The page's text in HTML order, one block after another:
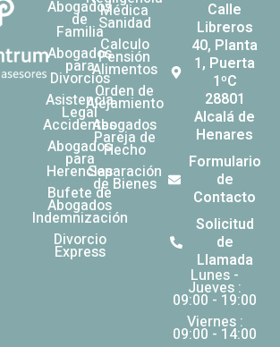
Abogados
de
Familia
Abogados
para
Divorcios
Asistencia
Legal
Accidentes
Abogados
para
Herencias
Bufete de
Abogados
Indemnización
Divorcio
Express
Médica
Sanidad
Calculo
Pensión
Alimentos
Orden de
Alejamiento
Abogados
Pareja de
Hecho
Separación
de Bienes
Calle
Libreros
40, Planta
1, Puerta
1ºC
28801
Alcalá de
Henares
Formulario
de
Contacto
Solicitud
de
Llamada
Lunes -
Jueves :
09:00 - 19:00
Viernes :
09:00 - 14:00